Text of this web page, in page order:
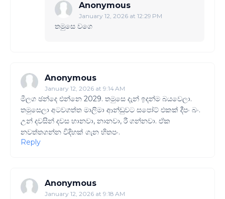
Anonymous
January 12, 2026 at 12:29 PM
තමුසෙ වගෙ
Anonymous
January 12, 2026 at 9:14 AM
මීලග ඡන්දෙ එන්නෙ 2029. තමුසෙ දැන් ඉදන්ම බයවෙලා.
තමුසෙලා අටවගත්ත මාලිමා ආන්ඩුවට සපෝට් එකක් දීපං බං.
උන් දවසින් දවස හානවා, නානවා, රී ගන්නවා. ඒක
නවත්තගන්න විදිහක් ගැන හිතපං.
Reply
Anonymous
January 12, 2026 at 9:18 AM